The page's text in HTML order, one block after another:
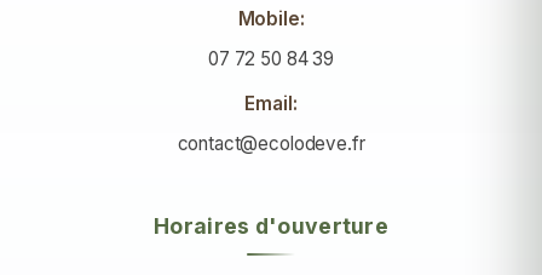
Mobile:
07 72 50 84 39
Email:
contact@ecolodeve.fr
Horaires d'ouverture